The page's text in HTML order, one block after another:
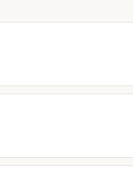
y las bolsas